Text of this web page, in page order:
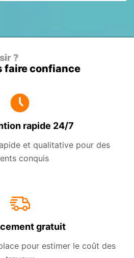
?
faire confiance
rapide 24/7
et qualitative pour des
conquis
gratuit
pour estimer le coût des